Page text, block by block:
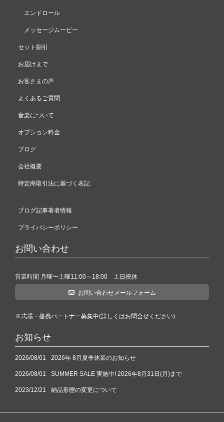
エンドロール
メッセージムービー
セット割引
お届けまで
お客さまの声
よくあるご質問
音楽について
オプション料金
ブログ
会社概要
特定商取引法に基づく表記
ブログ記事著者情報
プライバシーポリシー
お問い合わせ
営業時間 月曜〜土曜11:00～18:00 土日祝休
お問い合わせメールフォーム
※式場・提携パートナー募集中(詳しくはお問合せください)
お知らせ
2026/08/01 2026年 8月夏季休業のお知らせ
2026/08/01 SUMMER SALE 実施中! 2026年8月31日(月)まで
2023/12/21 納品形態の変更について